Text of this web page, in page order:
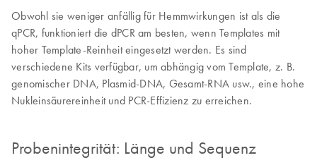
Obwohl sie weniger anfällig für Hemmwirkungen ist als die
qPCR, funktioniert die dPCR am besten, wenn Templates mit
hoher Template-Reinheit eingesetzt werden. Es sind
verschiedene Kits verfügbar, um abhängig vom Template, z. B.
genomischer DNA, Plasmid-DNA, Gesamt-RNA usw., eine hohe
Nukleinsäurereinheit und PCR-Effizienz zu erreichen.
Probenintegrität: Länge und Sequenz